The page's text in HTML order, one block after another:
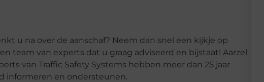
u na over de aanschaf? Neem dan snel een kijkje op
team van experts dat u graag adviseerd en bijstaat! Aarzel
van Traffic Safety Systems hebben meer dan 25 jaar
informeren en ondersteunen.